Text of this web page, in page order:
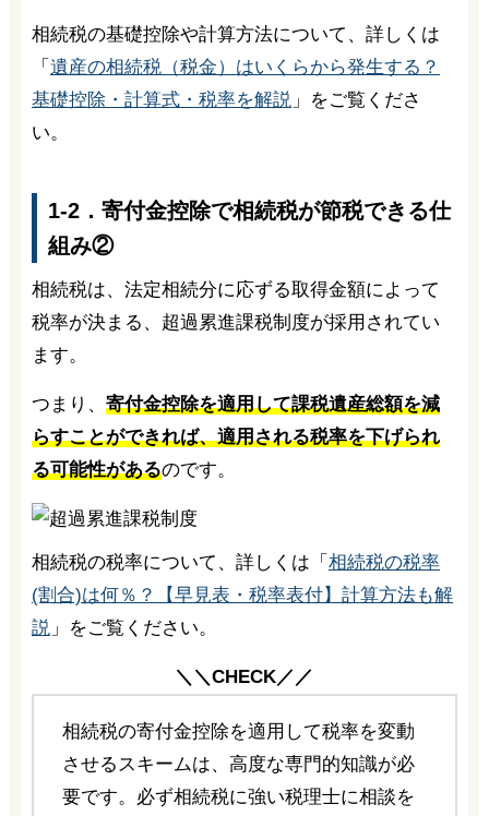
相続税の基礎控除や計算方法について、詳しくは
「 遺産の相続税（税金）はいくらから発生する？
基礎控除・計算式・税率を解説 」をご覧くださ
い。
1-2．寄付金控除で相続税が節税できる仕
組み②
相続税は、法定相続分に応ずる取得金額によって
税率が決まる、超過累進課税制度が採用されてい
ます。
つまり、 寄付金控除を適用して課税遺産総額を減
らすことができれば、適用される税率を下げられ
る可能性があるのです。
相続税の税率について、詳しくは「 相続税の税率
(割合)は何％？【早見表・税率表付】計算方法も解
説」をご覧ください。
＼＼CHECK／／
相続税の寄付金控除を適用して税率を変動
させるスキームは、高度な専門的知識が必
要です。必ず相続税に強い税理士に相談を